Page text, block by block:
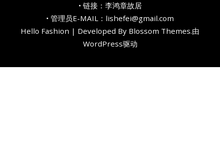
• 链接： 李鸿章故居
• 管理员E-MAIL：lishefei@gmail.com
Hello Fashion | Developed By Blossom Themes.由
WordPress驱动